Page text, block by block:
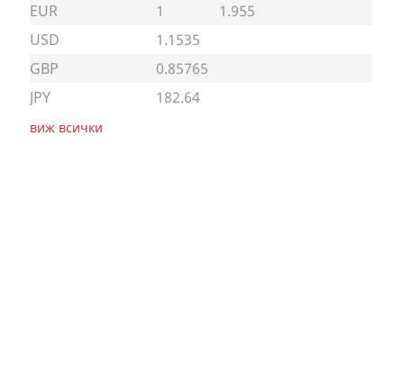
EUR 1
1.955
USD
1.1535
GBP
0.85765
JPY
182.64
виж всички